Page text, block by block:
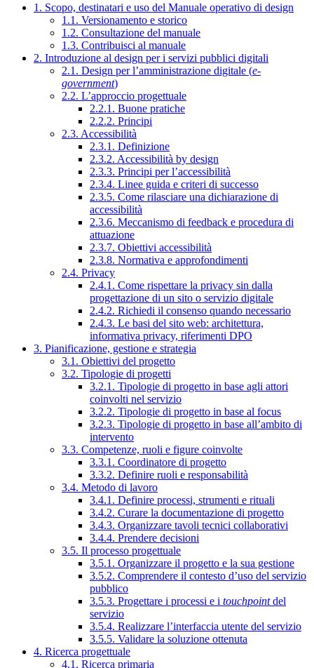
1. Scopo, destinatari e uso del Manuale operativo di design
1.1. Versionamento e storico
1.2. Consultazione del manuale
1.3. Contribuisci al manuale
2. Introduzione al design per i servizi pubblici digitali
2.1. Design per l’amministrazione digitale (e-
government)
2.2. L’approccio progettuale
2.2.1. Buone pratiche
2.2.2. Principi
2.3. Accessibilità
2.3.1. Definizione
2.3.2. Accessibilità by design
2.3.3. Principi per l’accessibilità
2.3.4. Linee guida e criteri di successo
2.3.5. Come rilasciare una dichiarazione di
accessibilità
2.3.6. Meccanismo di feedback e procedura di
attuazione
2.3.7. Obiettivi accessibilità
2.3.8. Normativa e approfondimenti
2.4. Privacy
2.4.1. Come rispettare la privacy sin dalla
progettazione di un sito o servizio digitale
2.4.2. Richiedi il consenso quando necessario
2.4.3. Le basi del sito web: architettura,
informativa privacy, riferimenti DPO
3. Pianificazione, gestione e strategia
3.1. Obiettivi del progetto
3.2. Tipologie di progetti
3.2.1. Tipologie di progetto in base agli attori
coinvolti nel servizio
3.2.2. Tipologie di progetto in base al focus
3.2.3. Tipologie di progetto in base all’ambito di
intervento
3.3. Competenze, ruoli e figure coinvolte
3.3.1. Coordinatore di progetto
3.3.2. Definire ruoli e responsabilità
3.4. Metodo di lavoro
3.4.1. Definire processi, strumenti e rituali
3.4.2. Curare la documentazione di progetto
3.4.3. Organizzare tavoli tecnici collaborativi
3.4.4. Prendere decisioni
3.5. Il processo progettuale
3.5.1. Organizzare il progetto e la sua gestione
3.5.2. Comprendere il contesto d’uso del servizio
pubblico
3.5.3. Progettare i processi e i touchpointdel
servizio
3.5.4. Realizzare l’interfaccia utente del servizio
3.5.5. Validare la soluzione ottenuta
4. Ricerca progettuale
4.1. Ricerca primaria